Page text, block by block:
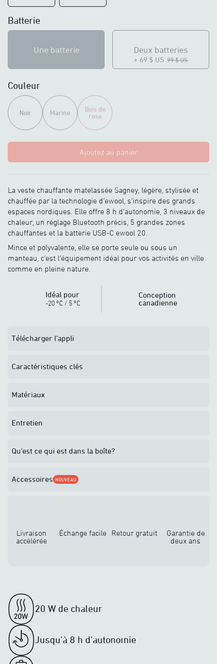
Batterie
Une batterie Deux batteries
+ 69 $ US 99 $ US
Couleur
Noir Marine
Bois de
rose
Ajoutez au panier
La veste chauffante matelassée Sagney, légère, stylisée et
chauffée par la technologie d’ewool, s’inspire des grands
espaces nordiques. Elle offre 8 h d’autonomie, 3 niveaux de
chaleur, un réglage Bluetooth précis, 5 grandes zones
chauffantes et la batterie USB-C ewool 20.
Mince et polyvalente, elle se porte seule ou sous un
manteau, c’est l’équipement idéal pour vos activités en ville
comme en pleine nature.
Idéal pour
-20 oC / 5 oC
Conception
canadienne
Télécharger l’appli
Caractéristiques clés
Matériaux
Entretien
Qu’est ce qui est dans la boîte?
Accessoires NOUVEAU
Livraison
accélérée
Échange facile Retour gratuit
Garantie de
deux ans
20 W de chaleur
Jusqu'à 8 h d'autonomie